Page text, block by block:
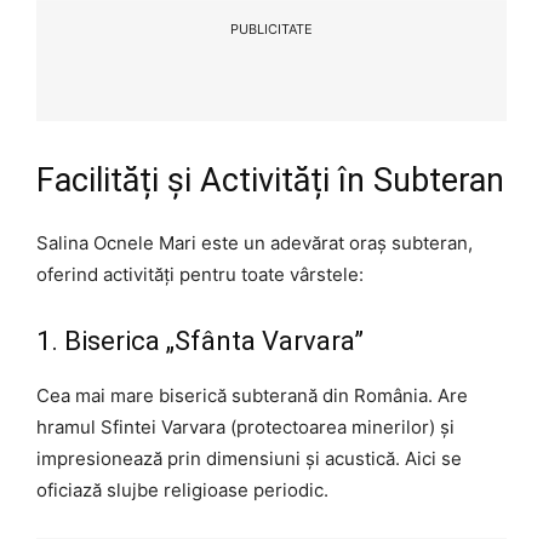
PUBLICITATE
Facilități și Activități în Subteran
Salina Ocnele Mari este un adevărat oraș subteran,
oferind activități pentru toate vârstele:
1. Biserica „Sfânta Varvara”
Cea mai mare biserică subterană din România. Are
hramul Sfintei Varvara (protectoarea minerilor) și
impresionează prin dimensiuni și acustică. Aici se
oficiază slujbe religioase periodic.